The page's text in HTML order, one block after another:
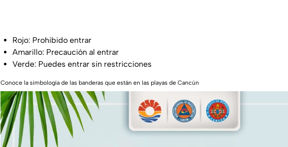
Rojo: Prohibido entrar
Amarillo: Precaución al entrar
Verde: Puedes entrar sin restricciones
Conoce la simbología de las banderas que están en las playas de Cancún